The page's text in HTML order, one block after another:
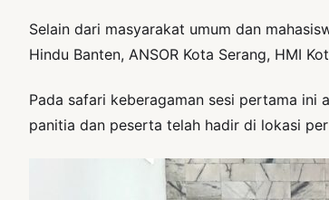
Selain dari masyarakat umum dan
Hindu Banten, ANSOR Kota Serang, HMI
Pada safari keberagaman sesi pertama ini
panitia dan peserta telah hadir di lokasi